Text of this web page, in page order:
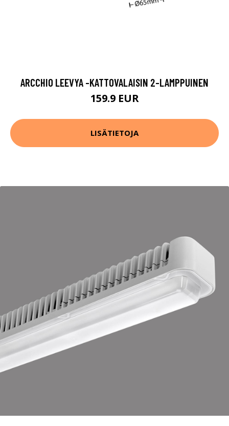
ARCCHIO LEEVYA -KATTOVALAISIN 2-LAMPPUINEN
159.9 EUR
LISÄTIETOJA